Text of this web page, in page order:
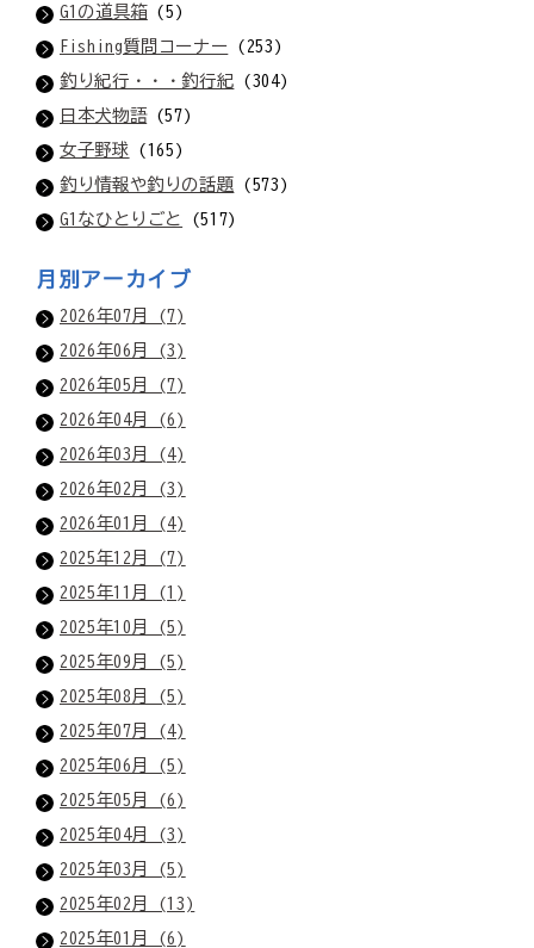
G1の道具箱(5)
Fishing質問コーナー (253)
釣り紀行・・・釣行紀 (304)
日本犬物語(57)
女子野球 (165)
釣り情報や釣りの話題 (573)
G1なひとりごと
(517)
月別アーカイブ
2026年07月 (7)
2026年06月 (3)
2026年05月 (7)
2026年04月 (6)
2026年03月 (4)
2026年02月 (3)
2026年01月 (4)
2025年12月 (7)
2025年11月 (1)
2025年10月 (5)
2025年09月 (5)
2025年08月 (5)
2025年07月 (4)
2025年06月 (5)
2025年05月 (6)
2025年04月 (3)
2025年03月 (5)
2025年02月 (13)
2025年01月 (6)